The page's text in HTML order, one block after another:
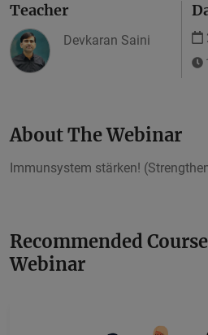
Teacher
Devkaran Saini
About The Webinar
Immunsystem stärken!
Recommended
Webinar